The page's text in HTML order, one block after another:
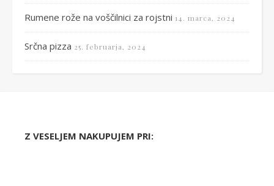
Rumene rože na voščilnici za rojstni 14. marca, 2024
Srčna pizza 25. februarja, 2024
Z VESELJEM NAKUPUJEM PRI: